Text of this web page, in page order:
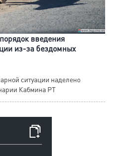
введения
из-за бездомных
ситуации наделено
Кабмина РТ